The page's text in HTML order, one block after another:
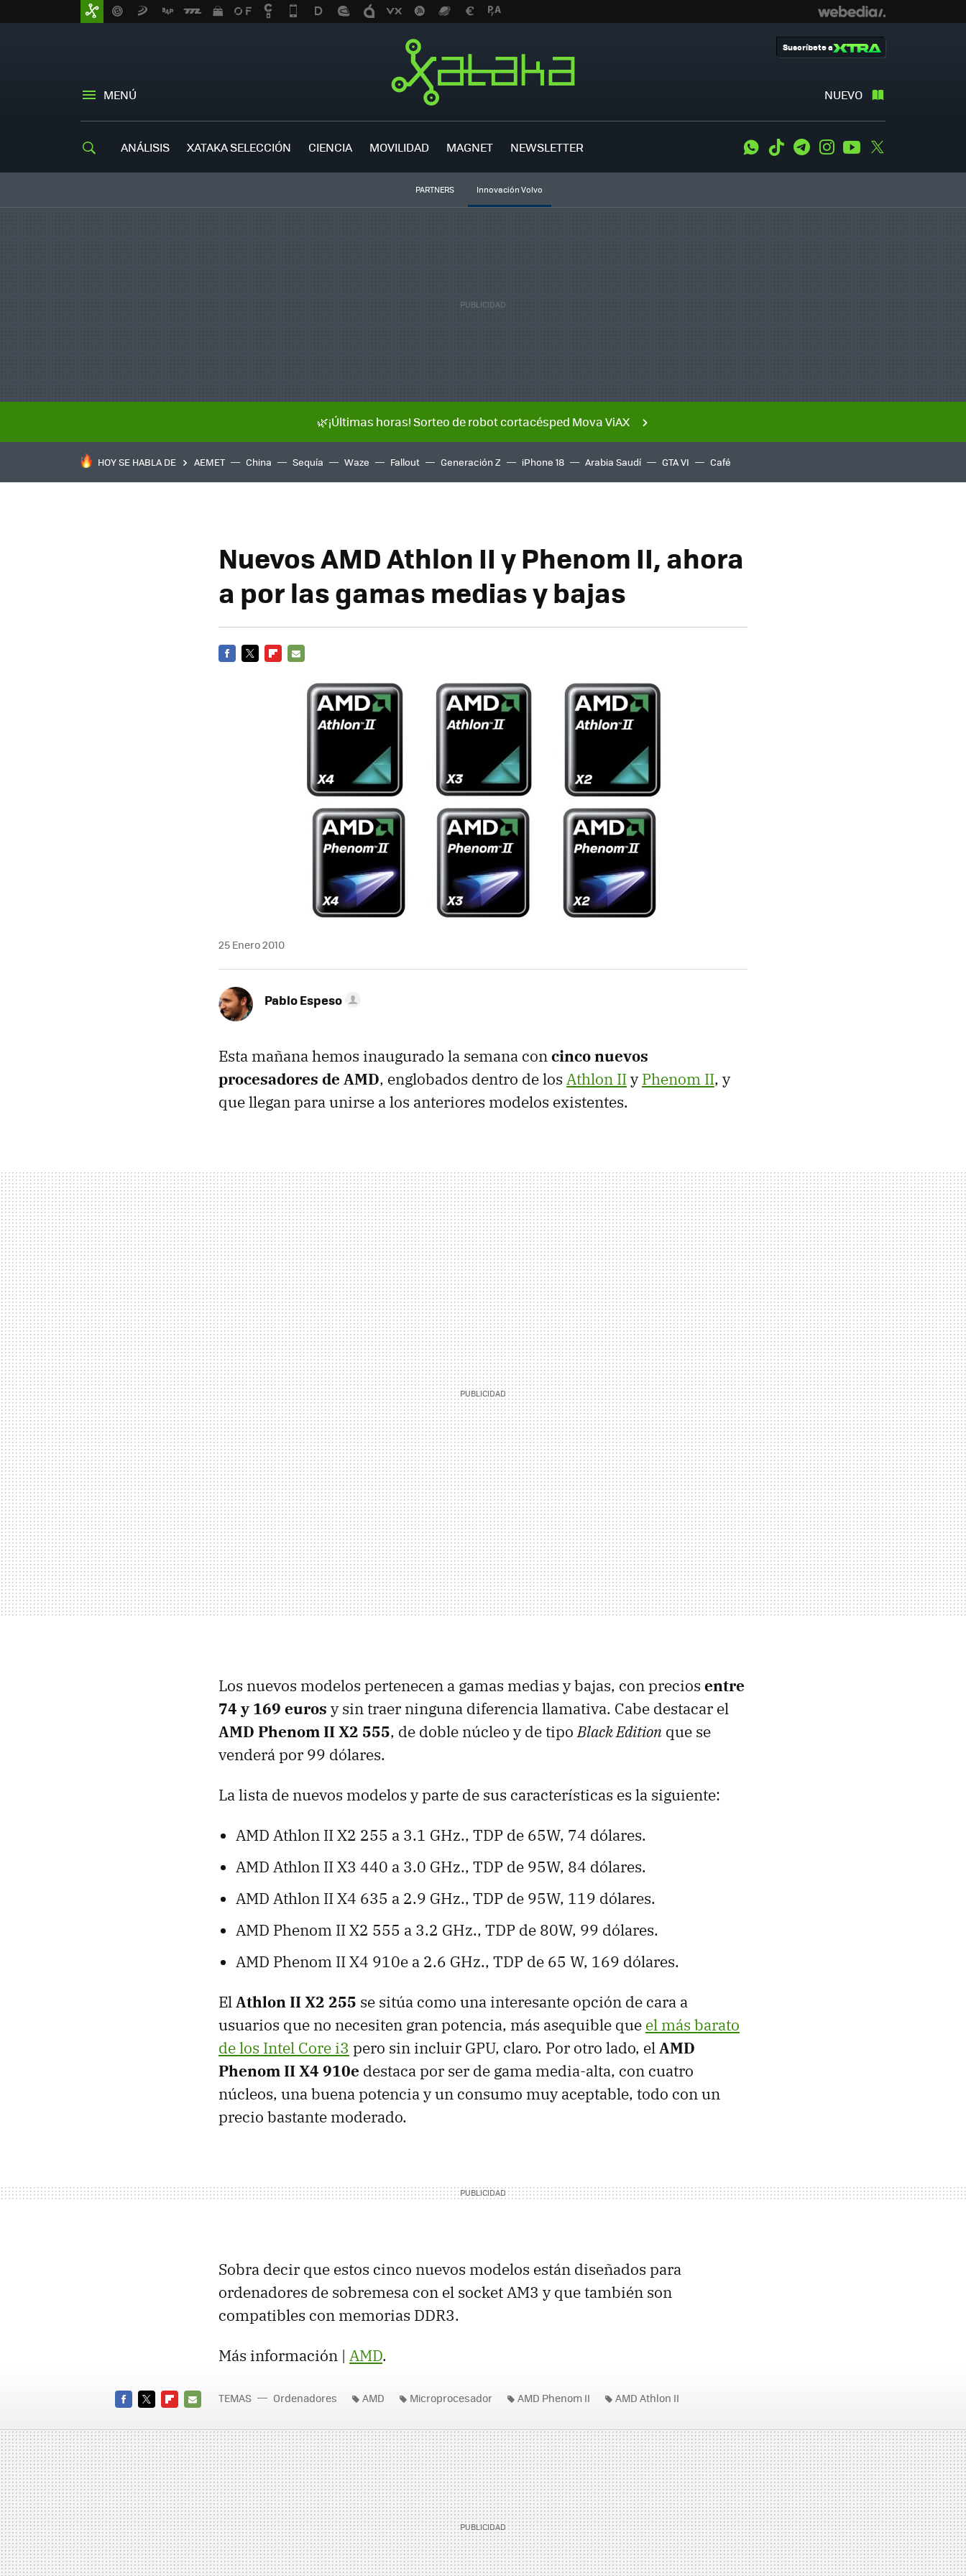
MENÚ NUEVO
Suscríbete a
ANÁLISIS XATAKA SELECCIÓN CIENCIA MOVILIDAD MAGNET NEWSLETTER WhatsApp
Tiktok TelegramInstagramYoutube
PARTNERS Innovación Volvo
🌿¡Últimas horas! Sorteo de robot cortacésped Mova ViAX
HOY SE HABLA DE AEMET China Sequía Waze Fallout Generación Z iPhone 18 Arabia Saudí GTA VI Café
Nuevos AMD Athlon II y Phenom II, ahora
a por las gamas medias y bajas
MAIL
25 Enero 2010
Pablo Espeso
Esta mañana hemos inaugurado la semana concinco nuevos
procesadores de AMD, englobados dentro de los Athlon IIyPhenom II, y
que llegan para unirse a los anteriores modelos existentes.
Los nuevos modelos pertenecen a gamas medias y bajas, con precios entre
74 y 169 euros y sin traer ninguna diferencia llamativa. Cabe destacar el
AMD Phenom II X2 555, de doble núcleo y de tipoBlack Edition que se
venderá por 99 dólares.
La lista de nuevos modelos y parte de sus características es la siguiente:
AMD Athlon II X2 255 a 3.1 GHz., TDP de 65W, 74 dólares.
AMD Athlon II X3 440 a 3.0 GHz., TDP de 95W, 84 dólares.
AMD Athlon II X4 635 a 2.9 GHz., TDP de 95W, 119 dólares.
AMD Phenom II X2 555 a 3.2 GHz., TDP de 80W, 99 dólares.
AMD Phenom II X4 910e a 2.6 GHz., TDP de 65 W, 169 dólares.
ElAthlon II X2 255 se sitúa como una interesante opción de cara a
usuarios que no necesiten gran potencia, más asequible que el más barato
de los Intel Core i3 pero sin incluir GPU, claro. Por otro lado, elAMD
Phenom II X4 910e destaca por ser de gama media-alta, con cuatro
núcleos, una buena potencia y un consumo muy aceptable, todo con un
precio bastante moderado.
Sobra decir que estos cinco nuevos modelos están diseñados para
ordenadores de sobremesa con el socket AM3 y que también son
compatibles con memorias DDR3.
Más información | AMD.
MAIL
TEMAS Ordenadores AMD Microprocesador AMD Phenom II AMD Athlon II